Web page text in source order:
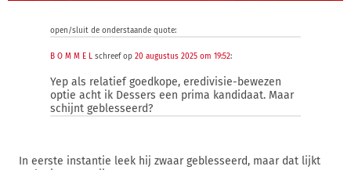
open/sluit de onderstaande quote:
B O M M E L schreef op 20 augustus 2025 om 19:52:
Yep als relatief goedkope, eredivisie-bewezen
optie acht ik Dessers een prima kandidaat. Maar
schijnt geblesseerd?
In eerste instantie leek hij zwaar geblesseerd, maar dat lijkt